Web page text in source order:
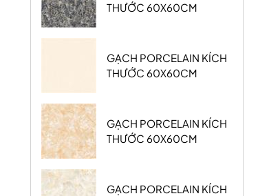
THƯỚC 60X60CM
GẠCH PORCELAIN KÍCH
THƯỚC 60X60CM
GẠCH PORCELAIN KÍCH
THƯỚC 60X60CM
GẠCH PORCELAIN KÍCH